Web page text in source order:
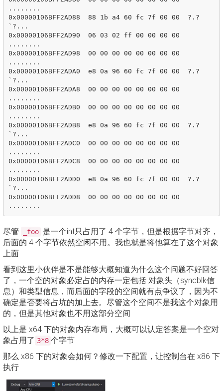
........
0x00000106BFF2AD88  88 1b a4 60 fc 7f 00 00  ?.?
`?...
0x00000106BFF2AD90  06 03 02 ff 00 00 00 00
........
0x00000106BFF2AD98  00 00 00 00 00 00 00 00
........
0x00000106BFF2ADA0  e8 0a 96 60 fc 7f 00 00  ?.?
`?...
0x00000106BFF2ADA8  00 00 00 00 00 00 00 00
........
0x00000106BFF2ADB0  00 00 00 00 00 00 00 00
........
0x00000106BFF2ADB8  e8 0a 96 60 fc 7f 00 00  ?.?
`?...
0x00000106BFF2ADC0  00 00 00 00 00 00 00 00
........
0x00000106BFF2ADC8  00 00 00 00 00 00 00 00
........
0x00000106BFF2ADD0  e8 0a 96 60 fc 7f 00 00  ?.?
`?...
0x00000106BFF2ADD8  00 00 00 00 00 00 00 00
尽管 _foo 是一个int只占用了 4 个字节，但是根据字节对齐，
后面的 4 个字节依然空闲不用。我也就是将他算在了这个对象
上面
看到这里小伙伴是不是能够大概知道为什么这个问题不好回答
了，一个空的对象必定占的内存一定包括 对象头（syncblk信
息）和类型信息，而后面的字段的空间就有点争议了，因为不
确定是否要将占坑的加上去。尽管这个空间不是我这个对象用
的，但是其他对象也不用这部分空间
以上是 x64 下的对象内存布局，大概可以认定答案是一个空对
象占用了 3*8 个字节
那么 x86 下的对象会如何？修改一下配置，让控制台在 x86 下
执行